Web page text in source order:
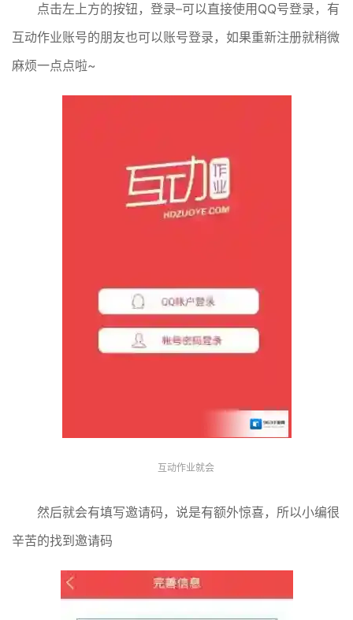
点击左上方的按钮，登录–可以直接使用QQ号登录，有
互动作业账号的朋友也可以账号登录，如果重新注册就稍微
麻烦一点点啦~
互动作业就会
然后就会有填写邀请码，说是有额外惊喜，所以小编很
辛苦的找到邀请码